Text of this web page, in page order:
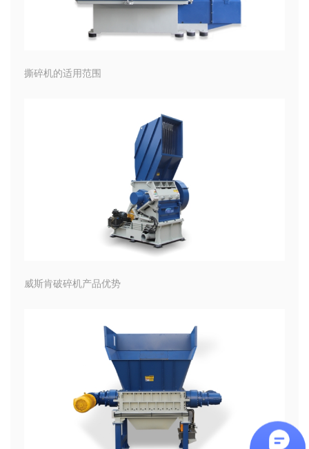
撕碎机的适用范围
威斯肯破碎机产品优势